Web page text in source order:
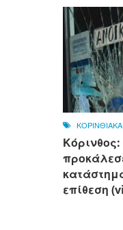
ΚΟΡΙΝΘΙΑΚΑ
επίθεση